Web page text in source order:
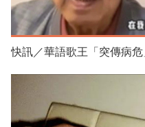
快訊／華語歌王「突傳病